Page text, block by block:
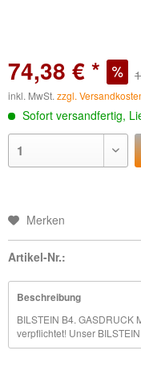
74,38 € *
inkl. MwSt. zzgl.
Sofort versandfertig,
Merken
Artikel-Nr.:
Beschreibung
BILSTEIN B4. GASDRUCK
verpflichtet! Unser